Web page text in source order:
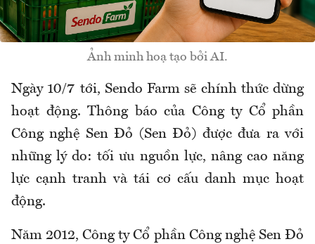
Ảnh minh hoạ tạo bởi AI.
Ngày 10/7 tới, Sendo Farm sẽ chính thức dừng
hoạt động. Thông báo của Công ty Cổ phần
Công nghệ Sen Đỏ (Sen Đỏ) được đưa ra với
những lý do: tối ưu nguồn lực, nâng cao năng
lực cạnh tranh và tái cơ cấu danh mục hoạt
động.
Năm 2012, Công ty Cổ phần Công nghệ Sen Đỏ